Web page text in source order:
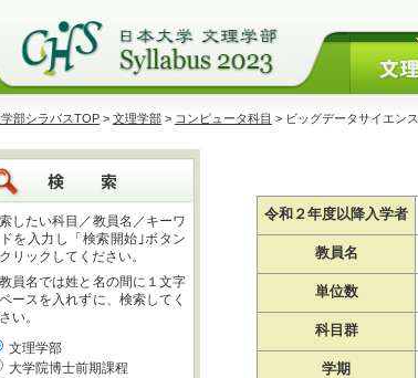
部シラバスTOP > 文理学部 > コンピュータ科目 > ビッグデータサイエンス
したい科目／教員名／キーワ
を入力し「検索開始｣ボタン
リックしてください。
員名では姓と名の間に１文字
ースを入れずに、検索してく
い。
文理学部
大学院博士前期課程
令和２年度以降入学者
教員名
単位数
科目群
学期